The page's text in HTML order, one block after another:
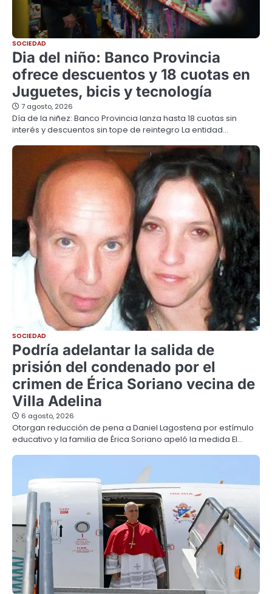
SOCIEDAD
Dia del niño: Banco Provincia
ofrece descuentos y 18 cuotas en
Juguetes, bicis y tecnología
7 agosto, 2026
Día de la niñez: Banco Provincia lanza hasta 18 cuotas sin
interés y descuentos sin tope de reintegro La entidad…
SOCIEDAD
Podría adelantar la salida de
prisión del condenado por el
crimen de Érica Soriano vecina de
Villa Adelina
6 agosto, 2026
Otorgan reducción de pena a Daniel Lagostena por estímulo
educativo y la familia de Érica Soriano apeló la medida El…